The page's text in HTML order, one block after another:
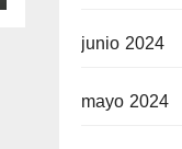
junio 2024
mayo 2024